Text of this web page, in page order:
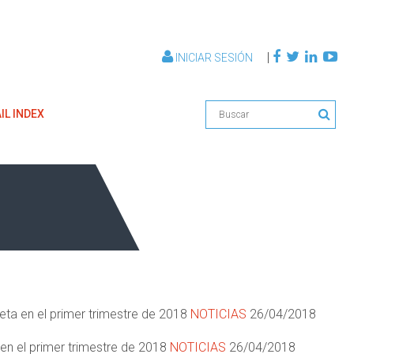
INICIAR SESIÓN |
INDEX
en el primer trimestre de 2018 NOTICIAS 26/04/2018
el primer trimestre de 2018 NOTICIAS 26/04/2018